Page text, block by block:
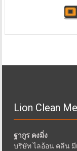
Lion Clean
ฐากูร คงมิ่ง
บริษัท ไลอ้อน คลีน มี